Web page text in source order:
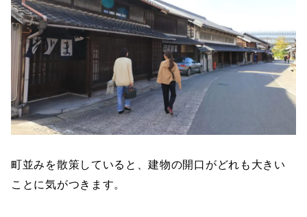
町並みを散策していると、建物の開口がどれも大きい
ことに気がつきます。